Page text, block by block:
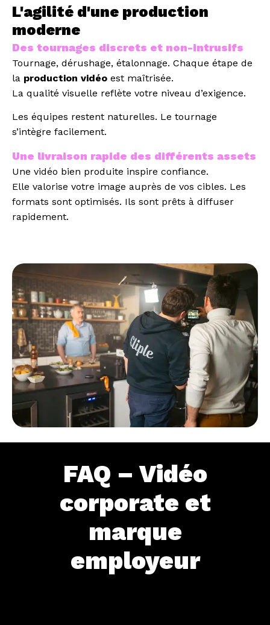
L'agilité d'une production
moderne
Des tournages discrets et non-intrusifs
Tournage, dérushage, étalonnage. Chaque étape de
la production vidéo est maîtrisée.
La qualité visuelle reflète votre niveau d’exigence.
Les équipes restent naturelles. Le tournage
s’intègre facilement.
Une livraison rapide des différents assets
Une vidéo bien produite inspire confiance.
Elle valorise votre image auprès de vos cibles. Les
formats sont optimisés. Ils sont prêts à diffuser
rapidement.
FAQ – Vidéo
corporate et
marque
employeur